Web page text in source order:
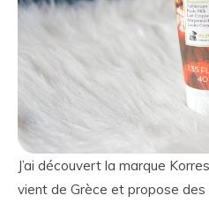
J’ai découvert la marque
vient de Grèce et propose des